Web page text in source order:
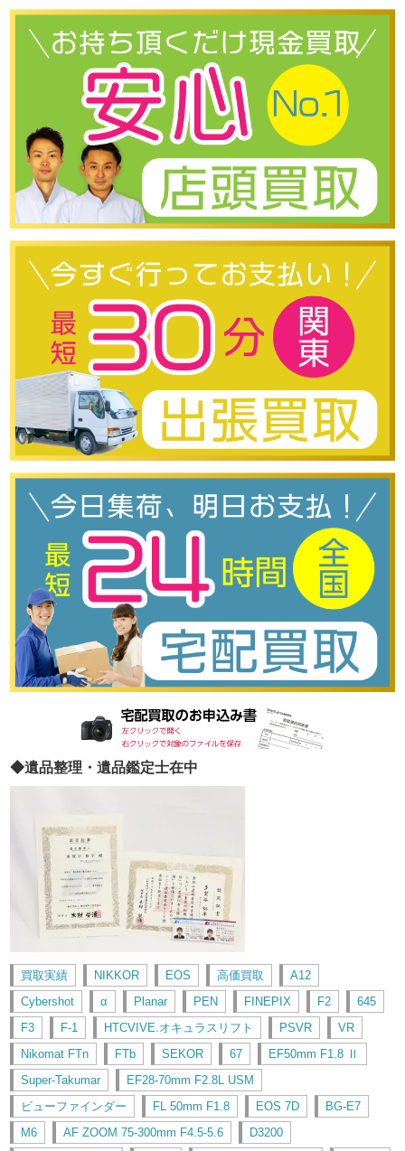
◆遺品整理・遺品鑑定士在中
買取実績 NIKKOR EOS 高価買取
A12
Cybershot
α Planar PEN FINEPIX F2
645
F3
F-1 HTCVIVE.オキュラスリフト PSVR
VR
Nikomat FTn
FTb SEKOR 67
EF50mm F1.8 Ⅱ
Super-Takumar
EF28-70mm F2.8L USM
ビューファインダー
FL 50mm F1.8 EOS 7D
BG-E7
M6
AF ZOOM 75-300mm F4.5-5.6 D3200